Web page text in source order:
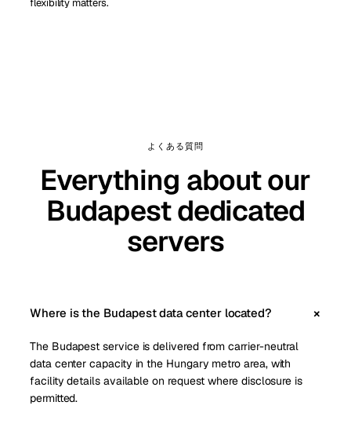
flexibility matters.
よくある質問
Everything about our
Budapest dedicated
servers
Where is the Budapest data center located?
The Budapest service is delivered from carrier-neutral
data center capacity in the Hungary metro area, with
facility details available on request where disclosure is
permitted.